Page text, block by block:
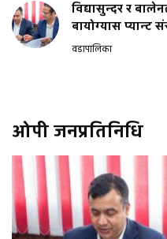
विद्यासुन्दर र
बायोग्यास प्यान्ट
वडापालिका
ओपी जनप्रतिनिधि